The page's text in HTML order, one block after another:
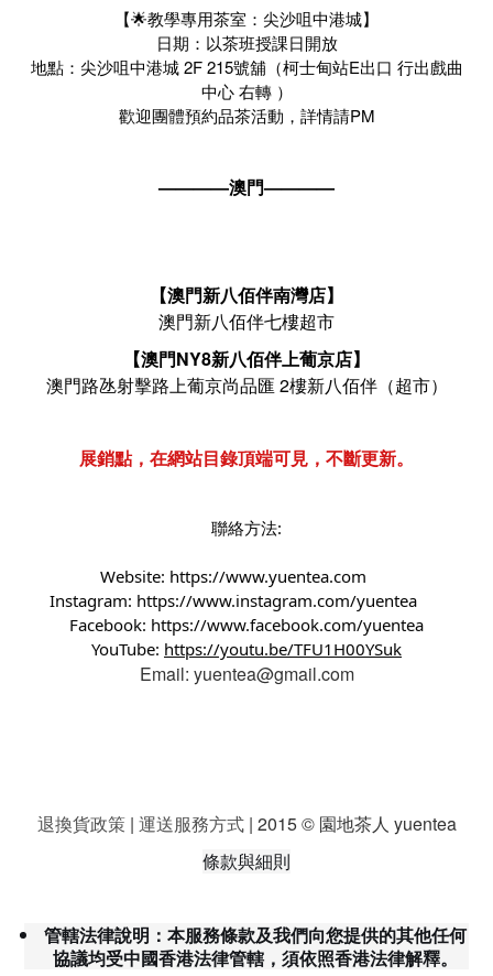
【🌟教學專用茶室：尖沙咀中港城】
日期：以茶班授課日開放
地點：尖沙咀中港城 2F 215號舖（柯士甸站E出口 行出戲曲
中心 右轉 ）
歡迎團體預約品茶活動，詳情請PM
————澳門————
【澳門新八佰伴南灣店】
澳門新八佰伴七樓超市
【澳門NY8新八佰伴上葡京店】
澳門路氹射擊路上葡京尚品匯 2樓新八佰伴（超市）
展銷點，在網站目錄頂端可見，不斷更新。
聯絡方法:
Website: https://www.yuentea.com
Instagram: https://www.instagram.com/yuentea
Facebook: https://www.facebook.com/yuentea
YouTube: https://youtu.be/TFU1H00YSuk
Email: yuentea@gmail.com
退換貨政策| 運送服務方式| 2015 © 園地茶人 yuentea
條款與細則
管轄法律說明：本服務條款及我們向您提供的其他任何
協議均受中國香港法律管轄，須依照香港法律解釋。